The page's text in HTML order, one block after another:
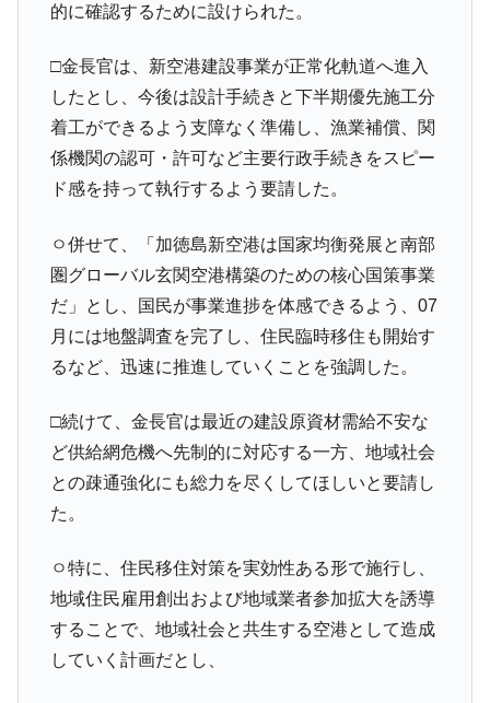
的に確認するために設けられた。
□金長官は、新空港建設事業が正常化軌道へ進入
したとし、今後は設計手続きと下半期優先施工分
着工ができるよう支障なく準備し、漁業補償、関
係機関の認可・許可など主要行政手続きをスピー
ド感を持って執行するよう要請した。
ㅇ併せて、「加徳島新空港は国家均衡発展と南部
圏グローバル玄関空港構築のための核心国策事業
だ」とし、国民が事業進捗を体感できるよう、07
月には地盤調査を完了し、住民臨時移住も開始す
るなど、迅速に推進していくことを強調した。
□続けて、金長官は最近の建設原資材需給不安な
ど供給網危機へ先制的に対応する一方、地域社会
との疎通強化にも総力を尽くしてほしいと要請し
た。
ㅇ特に、住民移住対策を実効性ある形で施行し、
地域住民雇用創出および地域業者参加拡大を誘導
することで、地域社会と共生する空港として造成
していく計画だとし、